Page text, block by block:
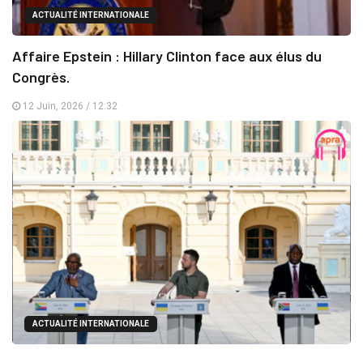
ACTUALITÉ INTERNATIONALE
Affaire Epstein : Hillary Clinton face aux élus du
Congrès.
12 Juin, 2026 / 12:32
ACTUALITÉ INTERNATIONALE